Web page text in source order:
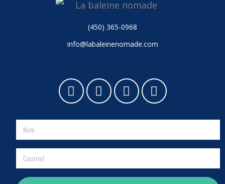
(450) 365-0968
info@labaleinenomade.com